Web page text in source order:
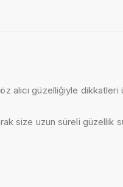
alıcı güzelliğiyle
size uzun süreli güzellik